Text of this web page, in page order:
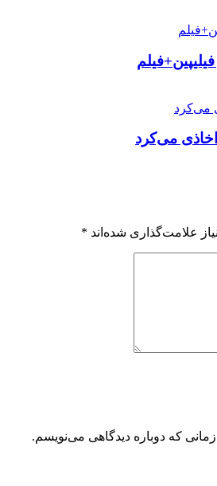
علامت‌گذاری شده‌اند *
که دوباره دیدگاهی می‌نویسم.